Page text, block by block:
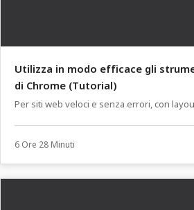
Utilizza in modo efficace gli
di Chrome (Tutorial)
Per siti web veloci e senza errori, con
6 Ore 28 Minuti